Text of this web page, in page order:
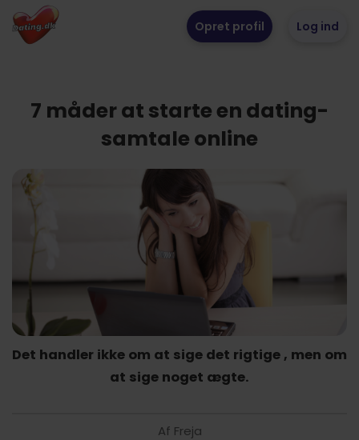
Opret profil Log ind
7 måder at starte en dating-
samtale online
Det handler ikke om at sige det rigtige , men om
at sige noget ægte.
Af Freja